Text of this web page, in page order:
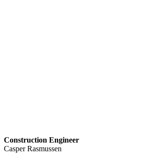
Construction Engineer
Casper Rasmussen